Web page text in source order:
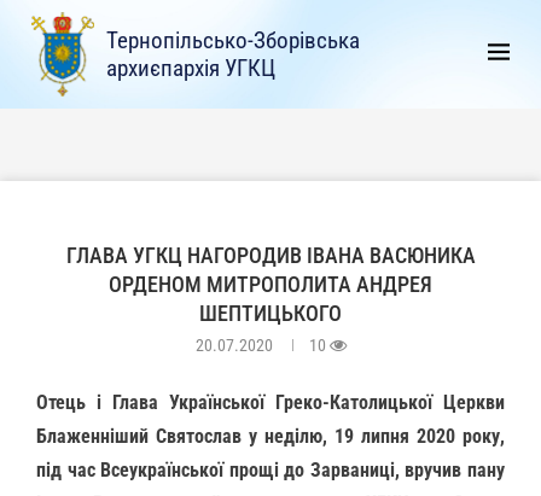
Тернопільсько-Зборівська
архиєпархія УГКЦ
ГЛАВА УГКЦ НАГОРОДИВ ІВАНА ВАСЮНИКА
ОРДЕНОМ МИТРОПОЛИТА АНДРЕЯ
ШЕПТИЦЬКОГО
20.07.2020 10
Отець і Глава Української Греко-Католицької Церкви
Блаженніший Святослав у неділю, 19 липня 2020 року,
під час Всеукраїнської прощі до Зарваниці, вручив пану